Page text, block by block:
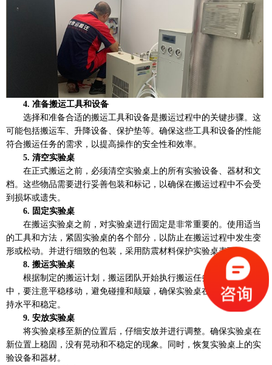
4. 准备搬运工具和设备
选择和准备合适的搬运工具和设备是搬运过程中的关键步骤。这
可能包括搬运车、升降设备、保护垫等。确保这些工具和设备的性能
符合搬运任务的需求，以提高操作的安全性和效率。
5. 清空实验桌
在正式搬运之前，必须清空实验桌上的所有实验设备、器材和文
档。这些物品需要进行妥善包装和标记，以确保在搬运过程中不会受
到损坏或遗失。
6. 固定实验桌
在搬运实验桌之前，对实验桌进行固定是非常重要的。使用适当
的工具和方法，紧固实验桌的各个部分，以防止在搬运过程中发生变
形或松动。并进行细致的包装，采用防震材料保护实验桌表面。
8. 搬运实验桌
根据制定的搬运计划，搬运团队开始执行搬运任务。在搬运过程
中，要注意平稳移动，避免碰撞和颠簸，确保实验桌在搬运过程中保
持水平和稳定。
9. 安放实验桌
将实验桌移至新的位置后，仔细安放并进行调整。确保实验桌在
新位置上稳固，没有晃动和不稳定的现象。同时，恢复实验桌上的实
验设备和器材。